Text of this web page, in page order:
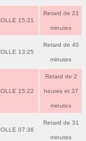
15:21
Retard de 21
minutes
13:25
Retard de 40
minutes
15:22
Retard de 2
heures et 37
minutes
07:36
Retard de 31
minutes